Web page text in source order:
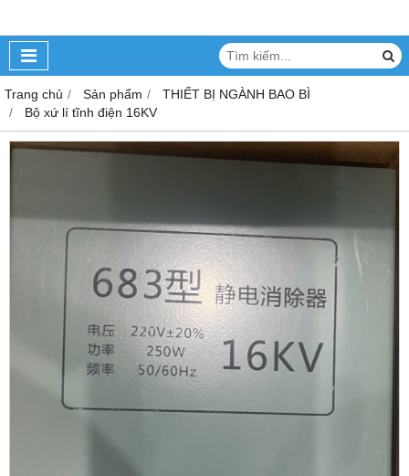
Trang chủ Sản phẩm
THIẾT BỊ NGÀNH BAO BÌ
Bộ xứ lí tĩnh điện 16KV